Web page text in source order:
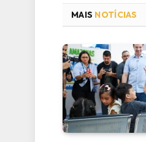
MAIS NOTÍCIAS